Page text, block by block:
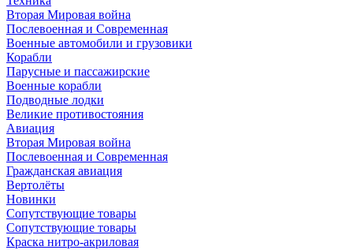
Вторая Мировая война
Послевоенная и Современная
Военные автомобили и грузовики
Корабли
Парусные и пассажирские
Военные корабли
Подводные лодки
Великие противостояния
Авиация
Вторая Мировая война
Послевоенная и Современная
Гражданская авиация
Вертолёты
Новинки
Сопутствующие товары
Сопутствующие товары
Краска нитро-акриловая